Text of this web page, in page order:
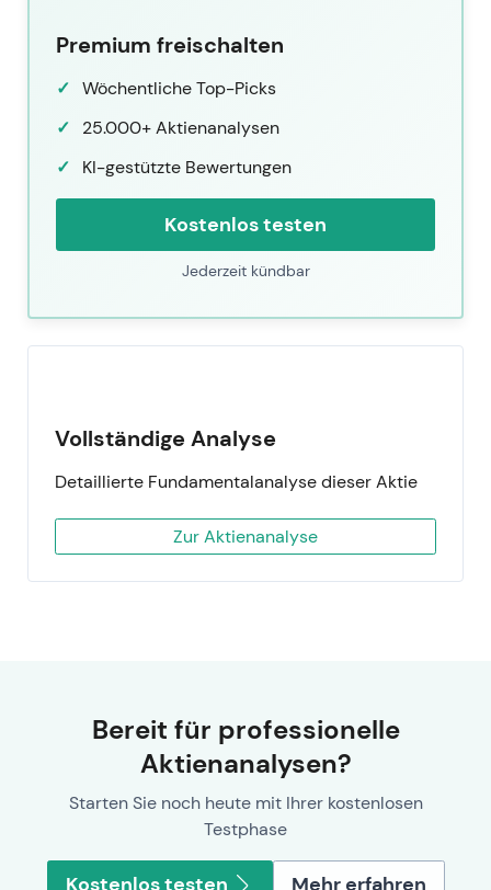
Premium freischalten
Wöchentliche Top-Picks
25.000+ Aktienanalysen
KI-gestützte Bewertungen
Kostenlos testen
Jederzeit kündbar
Vollständige Analyse
Detaillierte Fundamentalanalyse dieser Aktie
Zur Aktienanalyse
Bereit für professionelle
Aktienanalysen?
Starten Sie noch heute mit Ihrer kostenlosen
Testphase
Kostenlos testen Mehr erfahren